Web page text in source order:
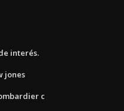
interés.
jones
c